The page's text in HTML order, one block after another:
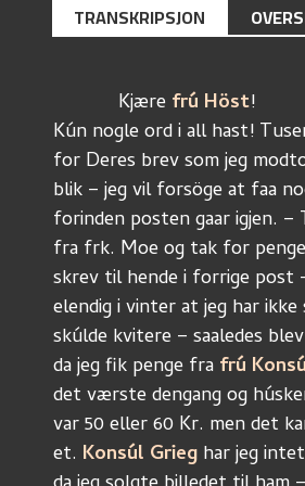
TRANSKRIPSJON
	    Kjære
frú Höst!
Kún nogle ord i all hast!
for Deres brev som jeg
blik – jeg vil forsöge at faa
forinden posten gaar igjen.
fra frk. Moe og tak for
skrev til hende i forrige post
elendig i vinter at jeg har
skúlde kvitere – saaledes
da jeg fik penge fra frú
det værste dengang og
var 50 eller 60 Kr. men det
et. Konsúl Grieg har jeg